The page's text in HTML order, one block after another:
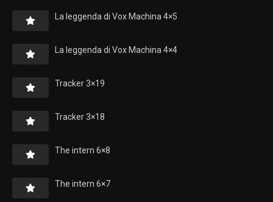
La leggenda di Vox Machina 4×5
La leggenda di Vox Machina 4×4
Tracker 3×19
Tracker 3×18
The intern 6×8
The intern 6×7